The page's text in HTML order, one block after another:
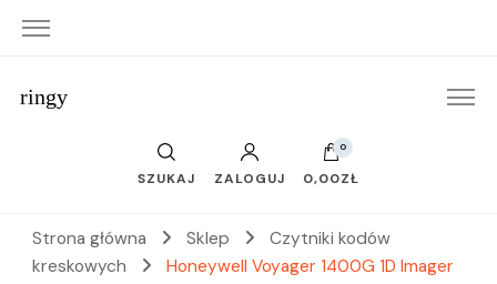
ringy
SZUKAJ ZALOGUJ
0
0,00ZŁ
Strona główna Sklep
Czytniki kodów
kreskowych
Honeywell Voyager 1400G 1D Imager